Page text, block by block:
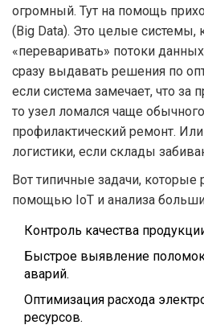
огромный. Тут на помощь
(Big Data). Это целые
«переваривать» потоки
сразу выдавать решения по
если система замечает, что
то узел ломался чаще
профилактический ремонт.
логистики, если склады
Вот типичные задачи,
помощью IoT и анализа
Контроль качества
Быстрое выявление
аварий.
Оптимизация расхода
ресурсов.